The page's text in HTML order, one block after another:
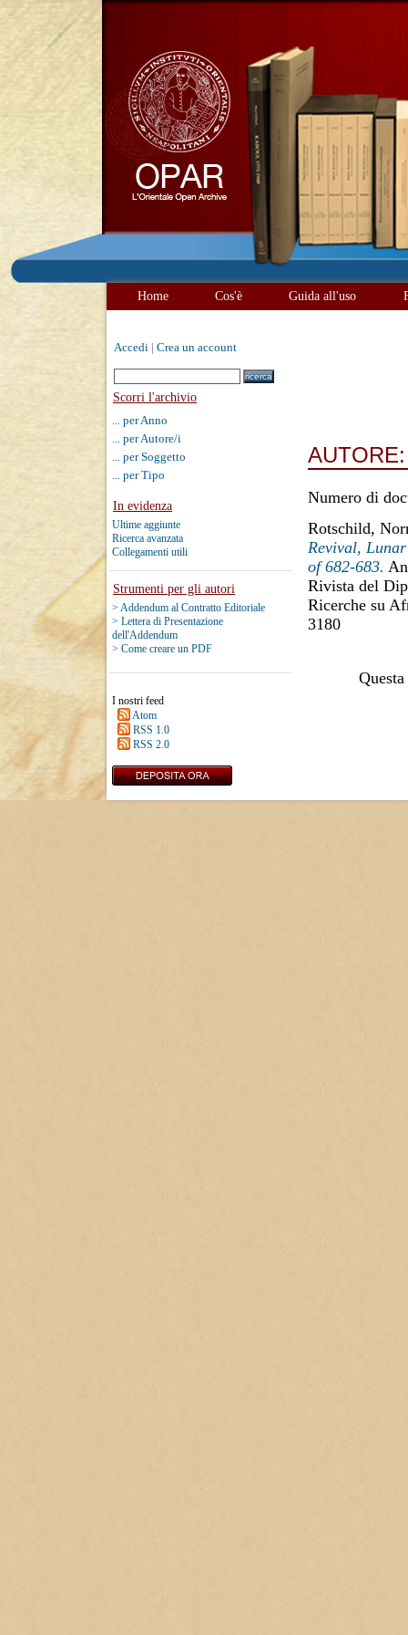
Home Cos'è Guida all'uso
Accedi Crea un account
Scorri l'archivio
... per Anno
... per Autore/i
... per Soggetto
... per Tipo
In evidenza
Ultime aggiunte
Ricerca avanzata
Collegamenti utili
Strumenti per gli autori
> Addendum al Contratto Editoriale
> Lettera di Presentazione
dell'Addendum
> Come creare un PDF
I nostri feed
Atom
RSS 1.0
RSS 2.0
Numero di
Rotschild,
Revival,
of 682-683.
Rivista del
Ricerche su
3180